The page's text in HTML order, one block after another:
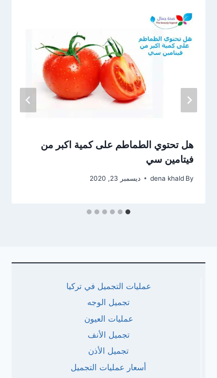
هل تحتوي الطماطم على كمية اكبر من
فيتامين سي
By
dena khald ديسمبر 23, 2020
عمليات التجميل في تركيا
تجميل الوجه
عمليات العيون
تجميل الأنف
تجميل الأذن
أسعار عمليات التجميل